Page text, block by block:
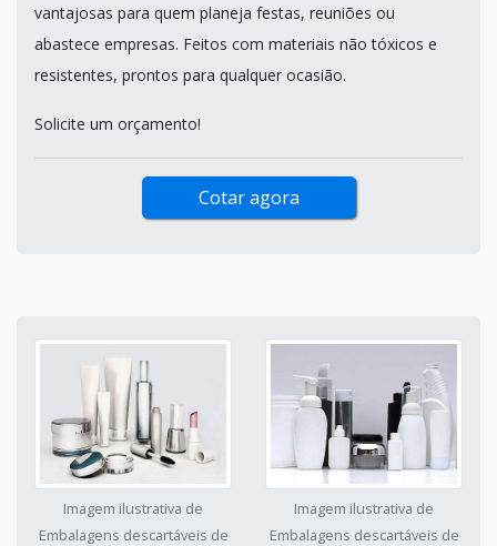
vantajosas para quem planeja festas, reuniões ou
abastece empresas. Feitos com materiais não tóxicos e
resistentes, prontos para qualquer ocasião.
Solicite um orçamento!
Cotar agora
Imagem ilustrativa de
Embalagens descartáveis de
Imagem ilustrativa de
Embalagens descartáveis de